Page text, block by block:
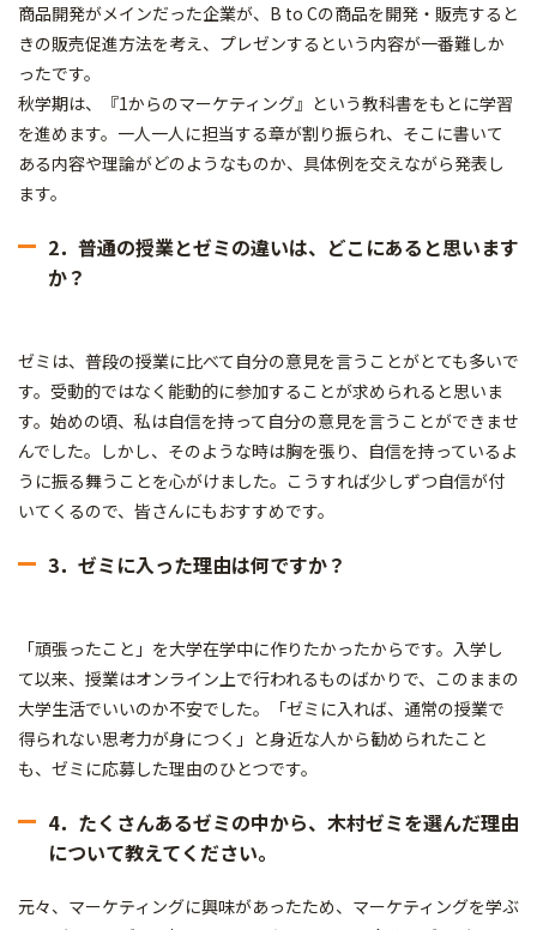
商品開発がメインだった企業が、B to Cの商品を開発・販売すると
きの販売促進方法を考え、プレゼンするという内容が一番難しか
ったです。
秋学期は、『1からのマーケティング』という教科書をもとに学習
を進めます。一人一人に担当する章が割り振られ、そこに書いて
ある内容や理論がどのようなものか、具体例を交えながら発表し
ます。
2．普通の授業とゼミの違いは、どこにあると思います
か？
ゼミは、普段の授業に比べて自分の意見を言うことがとても多いで
す。受動的ではなく能動的に参加することが求められると思いま
す。始めの頃、私は自信を持って自分の意見を言うことができませ
んでした。しかし、そのような時は胸を張り、自信を持っているよ
うに振る舞うことを心がけました。こうすれば少しずつ自信が付
いてくるので、皆さんにもおすすめです。
3．ゼミに入った理由は何ですか？
「頑張ったこと」を大学在学中に作りたかったからです。入学し
て以来、授業はオンライン上で行われるものばかりで、このままの
大学生活でいいのか不安でした。「ゼミに入れば、通常の授業で
得られない思考力が身につく」と身近な人から勧められたこと
も、ゼミに応募した理由のひとつです。
4．たくさんあるゼミの中から、木村ゼミを選んだ理由
について教えてください。
元々、マーケティングに興味があったため、マーケティングを学ぶ